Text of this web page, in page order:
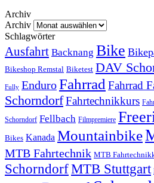
Archiv
Archiv
Schlagwörter
Ausfahrt Backnang Bike
Bikeshop Remstal Biketest DAV
Fully EnduroFahrrad Fahrrad
SchorndorfFahrtechnikkurs
Schorndorf Fellbach Filmpremiere
Bikes Kanada Mountainbike
MTB Fahrtechnik MTB
SchorndorfMTB Stuttgart